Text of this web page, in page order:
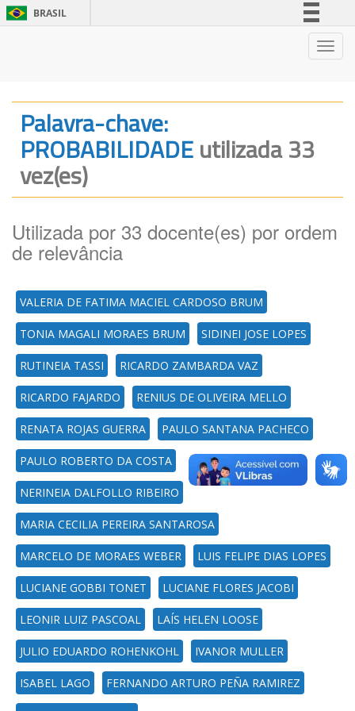
BRASIL
Canais
Palavra-chave:
PROBABILIDADEutilizada 33
vez(es)
Utilizada por 33 docente(es) por ordem
de relevância
VALERIA DE FATIMA MACIEL CARDOSO BRUM
TONIA MAGALI MORAES BRUM SIDINEI JOSE LOPES
RUTINEIA TASSI RICARDO ZAMBARDA VAZ
RICARDO FAJARDO RENIUS DE OLIVEIRA MELLO
RENATA ROJAS GUERRA PAULO SANTANA PACHECO
PAULO ROBERTO DA COSTA
NERINEIA DALFOLLO RIBEIRO
MARIA CECILIA PEREIRA SANTAROSA
MARCELO DE MORAES WEBER LUIS FELIPE DIAS LOPES
LUCIANE GOBBI TONET LUCIANE FLORES JACOBI
LEONIR LUIZ PASCOAL LAÍS HELEN LOOSE
JULIO EDUARDO ROHENKOHL IVANOR MULLER
ISABEL LAGO FERNANDO ARTURO PEÑA RAMIREZ